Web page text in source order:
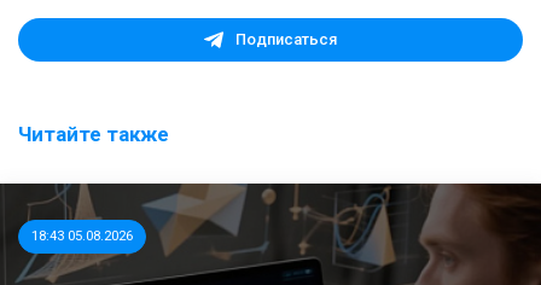
Подписаться
Читайте также
18:43 05.08.2026